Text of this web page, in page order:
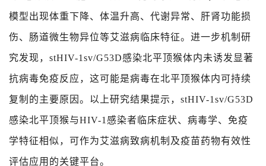
模型出现体重下降、体温升高、代谢异常、肝肾功能损
伤、肠道微生物异位等艾滋病临床特征。进一步机制研
究发现， stHIV-1sv/G53D感染北平顶猴体内未诱发显著
抗病毒免疫反应，这可能是病毒在北平顶猴体内可持续
复制的主要原因。以上研究结果提示， stHIV-1sv/G53D
感染北平顶猴与HIV-1 感染者临床症状、病毒学、免疫
学特征相似，可作为艾滋病致病机制及疫苗药物有效性
评估应用的关键平台。